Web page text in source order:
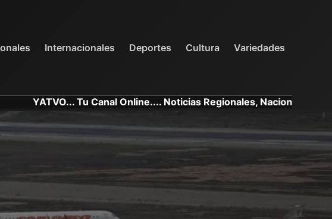
Internacionales Deportes Cultura Variedades
Tu Canal Online.... Noticias Regionales, Nacionales e